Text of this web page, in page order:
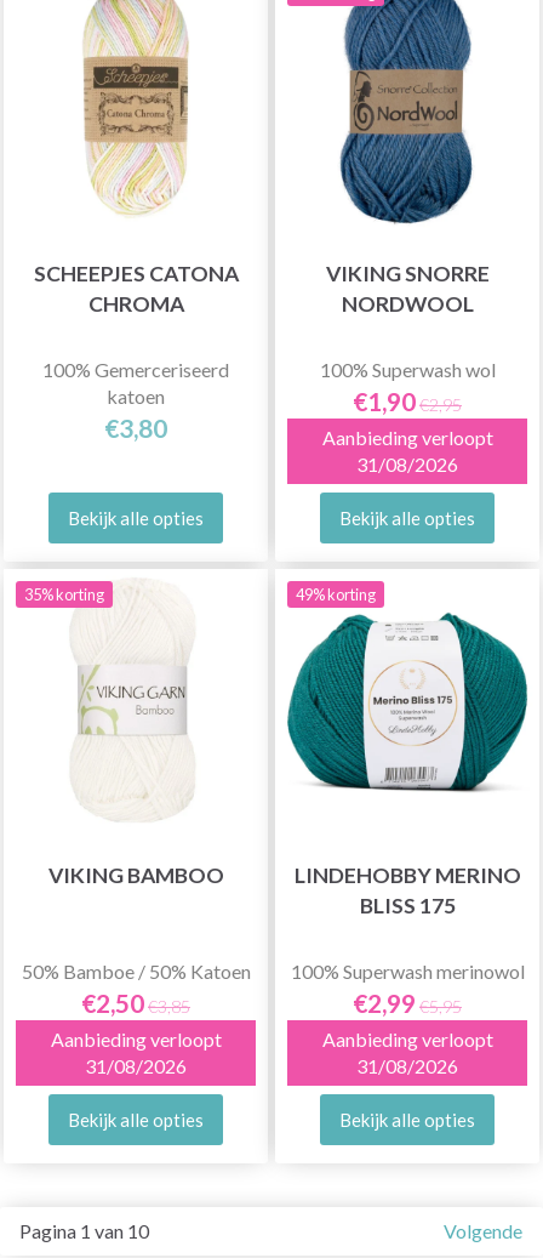
SCHEEPJES CATONA
CHROMA
100% Gemerceriseerd
katoen
€3,80
Bekijk alle opties
VIKING SNORRE
NORDWOOL
100% Superwash wol
€1,90€2,95
Aanbieding verloopt
31/08/2026
Bekijk alle opties
35% korting
VIKING BAMBOO
50% Bamboe / 50% Katoen
€2,50€3,85
Aanbieding verloopt
31/08/2026
Bekijk alle opties
49% korting
LINDEHOBBY MERINO
BLISS 175
100% Superwash merinowol
€2,99 €5,95
Aanbieding verloopt
31/08/2026
Bekijk alle opties
Pagina 1 van 10 Volgende